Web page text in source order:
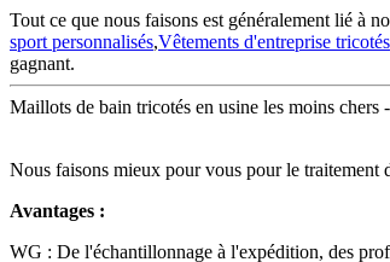
Tout ce que nous faisons est généralement lié à
sport personnalisés,Vêtements d'entreprise tricotés
gagnant.
Maillots de bain tricotés en usine les moins
Nous faisons mieux pour vous pour le traitement
Avantages :
WG : De l'échantillonnage à l'expédition, des